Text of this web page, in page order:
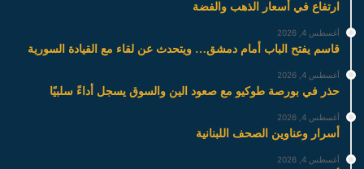
ارتفاع في أسعار الذهب والفضة
أغسطس 4, 2026
قاسم يفتح الباب أمام دمشق… ويتحدث عن لقاء مع القيادة السورية
أغسطس 4, 2026
حذر في بورصة طوكيو مع صعود الين والسوق يسجل أداءً سلبيًا
أغسطس 4, 2026
أسرار وعناوين الصحف اللبنانية
أغسطس 4, 2026